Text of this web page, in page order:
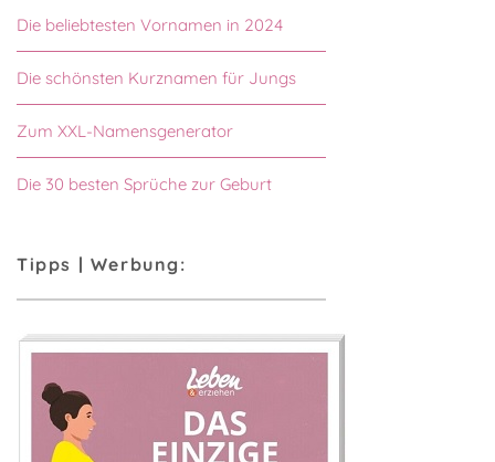
Die beliebtesten Vornamen in 2024
Die schönsten Kurznamen für Jungs
Zum XXL-Namensgenerator
Die 30 besten Sprüche zur Geburt
Tipps | Werbung: